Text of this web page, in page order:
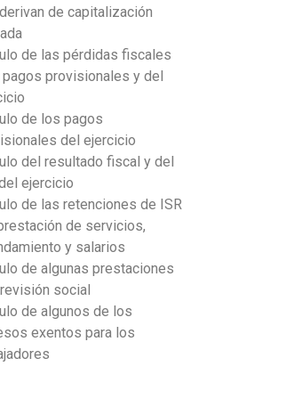
de capitalización
de las pérdidas fiscales
pagos provisionales y del
de los pagos
del ejercicio
del resultado fiscal y del
ejercicio
de las retenciones de ISR
de servicios,
y salarios
de algunas prestaciones
social
de algunos de los
exentos para los